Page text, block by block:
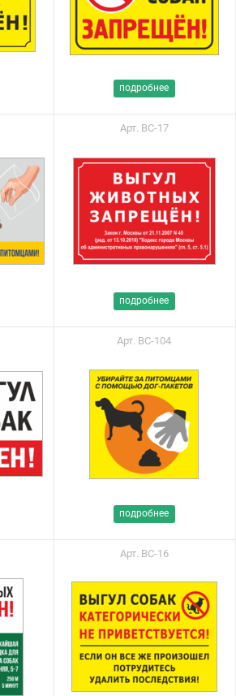
подробнее
Арт. ВС-17
подробнее
Арт. ВС-104
подробнее
Арт. ВС-16